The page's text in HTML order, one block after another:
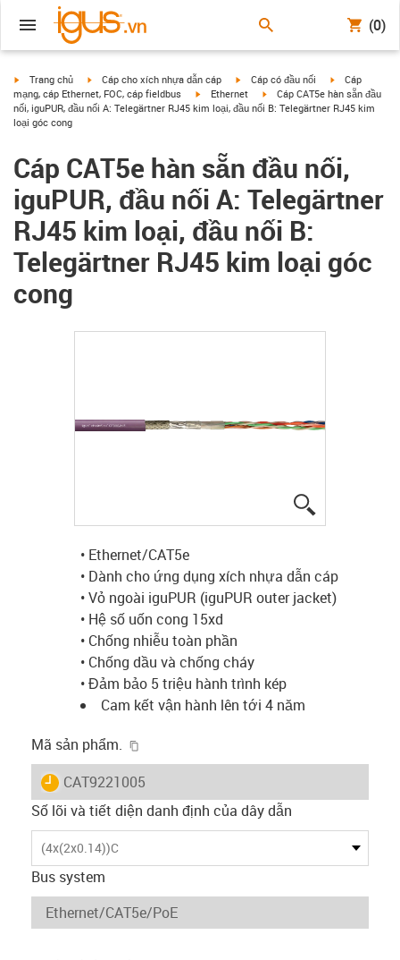
(0)
igus-icon-arrow-right
Trang chủ igus-icon-arrow-right
Cáp cho xích nhựa dẫn cáp igus-icon-arrow-right
Cáp có đầu nối igus-icon-
Cáp
mạng, cáp Ethernet, FOC, cáp fieldbus
igus-icon-arrow-right
Ethernet igus-icon-arrow-right
Cáp CAT5e hàn sẵn đầu
nối, iguPUR, đầu nối A: Telegärtner RJ45 kim loại, đầu nối B: Telegärtner RJ45 kim
loại góc cong
Cáp CAT5e hàn sẵn đầu nối,
iguPUR, đầu nối A: Telegärtner
RJ45 kim loại, đầu nối B:
Telegärtner RJ45 kim loại góc
cong
• Ethernet/CAT5e
• Dành cho ứng dụng xích nhựa dẫn cáp
• Vỏ ngoài iguPUR (iguPUR outer jacket)
• Hệ số uốn cong 15xd
• Chống nhiễu toàn phần
• Chống dầu và chống cháy
• Đảm bảo 5 triệu hành trình kép
Cam kết vận hành lên tới 4 năm
Mã sản phẩm.
igus-icon-lieferzeit
CAT9221005
Số lõi và tiết diện danh định của dây dẫn
(4x(2x0.14))C
Bus system